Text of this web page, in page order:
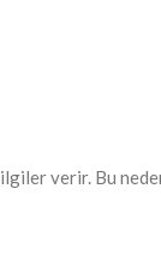
verir. Bu